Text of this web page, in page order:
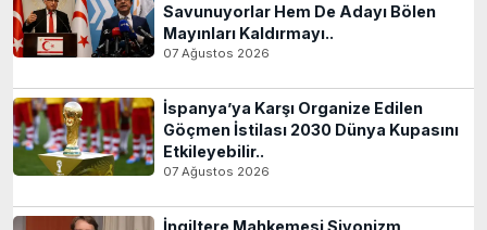
Savunuyorlar Hem De Adayı Bölen
Mayınları Kaldırmayı..
07 Ağustos 2026
İspanya’ya Karşı Organize Edilen
Göçmen İstilası 2030 Dünya Kupasını
Etkileyebilir..
07 Ağustos 2026
İngiltere Mahkemesi Siyonizm